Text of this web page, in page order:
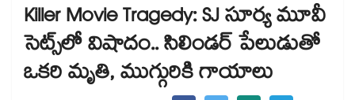
Killer Movie Tragedy: SJ సూర్య మూవీ
సెట్స్‌లో విషాదం.. సిలిండర్ పేలుడుతో
ఒకరి మృతి, ముగ్గురికి గాయాలు